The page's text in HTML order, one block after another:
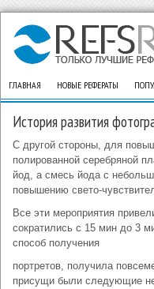
ГЛАВНАЯ НОВЫЕ РЕФЕРАТЫ
История развития
С другой стороны, для
полированной серебряной
йод, а смесь йода с
повышению свето-
Все эти мероприятия
сократились с 15 мин до 3
способ получения
портретов, получила
присущи были следующие